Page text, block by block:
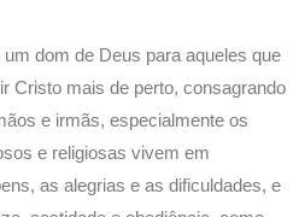
dom de Deus para aqueles que
Cristo mais de perto, consagrando
e irmãs, especialmente os
e religiosas vivem em
as alegrias e as dificuldades, e